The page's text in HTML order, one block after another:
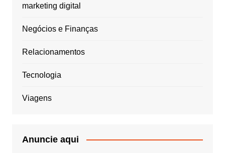
marketing digital
Negócios e Finanças
Relacionamentos
Tecnologia
Viagens
Anuncie aqui